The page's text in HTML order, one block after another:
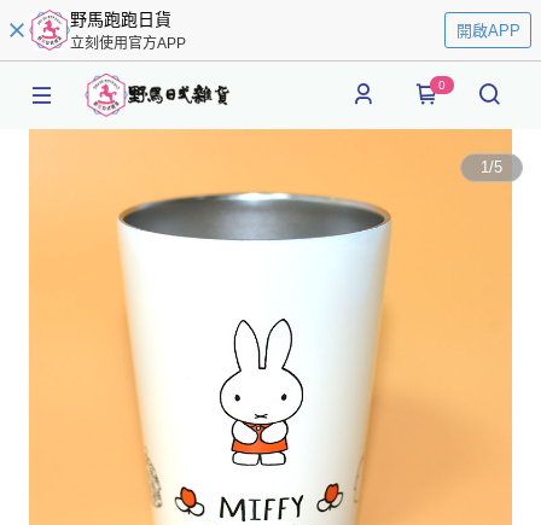
野馬跑跑日貨
立刻使用官方APP
開啟APP
0
1/5